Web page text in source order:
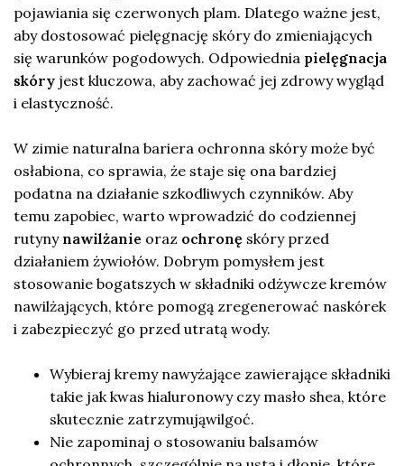
pojawiania się czerwonych plam. Dlatego ważne jest,
aby dostosować pielęgnację skóry do zmieniających
się warunków pogodowych. Odpowiednia pielęgnacja
skóry jest kluczowa, aby zachować jej zdrowy wygląd
i elastyczność.
W zimie naturalna bariera ochronna skóry może być
osłabiona, co sprawia, że staje się ona bardziej
podatna na działanie szkodliwych czynników. Aby
temu zapobiec, warto wprowadzić do codziennej
rutyny nawilżanie oraz ochronę skóry przed
działaniem żywiołów. Dobrym pomysłem jest
stosowanie bogatszych w składniki odżywcze kremów
nawilżających, które pomogą zregenerować naskórek
i zabezpieczyć go przed utratą wody.
Wybieraj kremy nawyżające zawierające składniki
takie jak kwas hialuronowy czy masło shea, które
skutecznie zatrzymująwilgoć.
Nie zapominaj o stosowaniu balsamów